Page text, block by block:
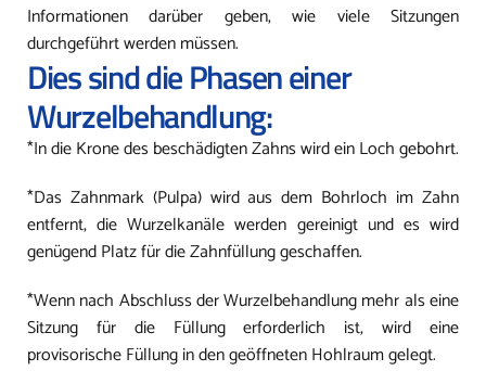
Informationen darüber geben, wie viele Sitzungen
durchgeführt werden müssen.
Dies sind die Phasen einer
Wurzelbehandlung:
*In die Krone des beschädigten Zahns wird ein Loch gebohrt.
*Das Zahnmark (Pulpa) wird aus dem Bohrloch im Zahn
entfernt, die Wurzelkanäle werden gereinigt und es wird
genügend Platz für die Zahnfüllung geschaffen.
*Wenn nach Abschluss der Wurzelbehandlung mehr als eine
Sitzung für die Füllung erforderlich ist, wird eine
provisorische Füllung in den geöffneten Hohlraum gelegt.